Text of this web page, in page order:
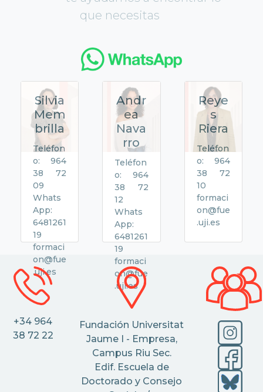
que necesitas
Silvia
Mem
brilla
Teléfon
o: 964
38 72
09
Whats
App:
6481261
19
formaci
on@fue
.uji.es
Andr
ea
Nava
rro
Teléfon
o: 964
38 72
12
Whats
App:
6481261
19
formaci
on@fue
.uji.es
Reye
s
Riera
Teléfon
o: 964
38 72
10
formaci
on@fue
.uji.es
+34 964
38 72 22
Fundación Universitat
Jaume I - Empresa,
Campus Riu Sec.
Edif. Escuela de
Doctorado y Consejo